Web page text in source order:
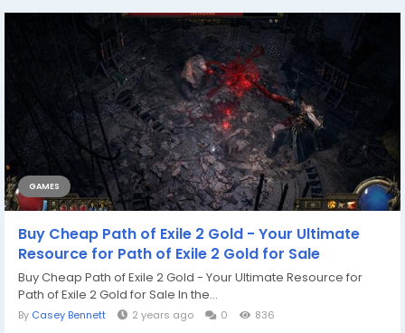
GAMES
Buy Cheap Path of Exile 2 Gold - Your Ultimate
Resource for Path of Exile 2 Gold for Sale
Buy Cheap Path of Exile 2 Gold - Your Ultimate Resource for
Path of Exile 2 Gold for Sale In the...
By Casey Bennett 2 years ago 0 836